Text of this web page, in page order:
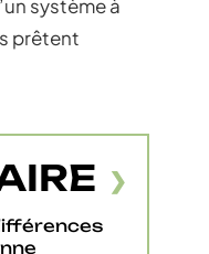
système à
prêtent